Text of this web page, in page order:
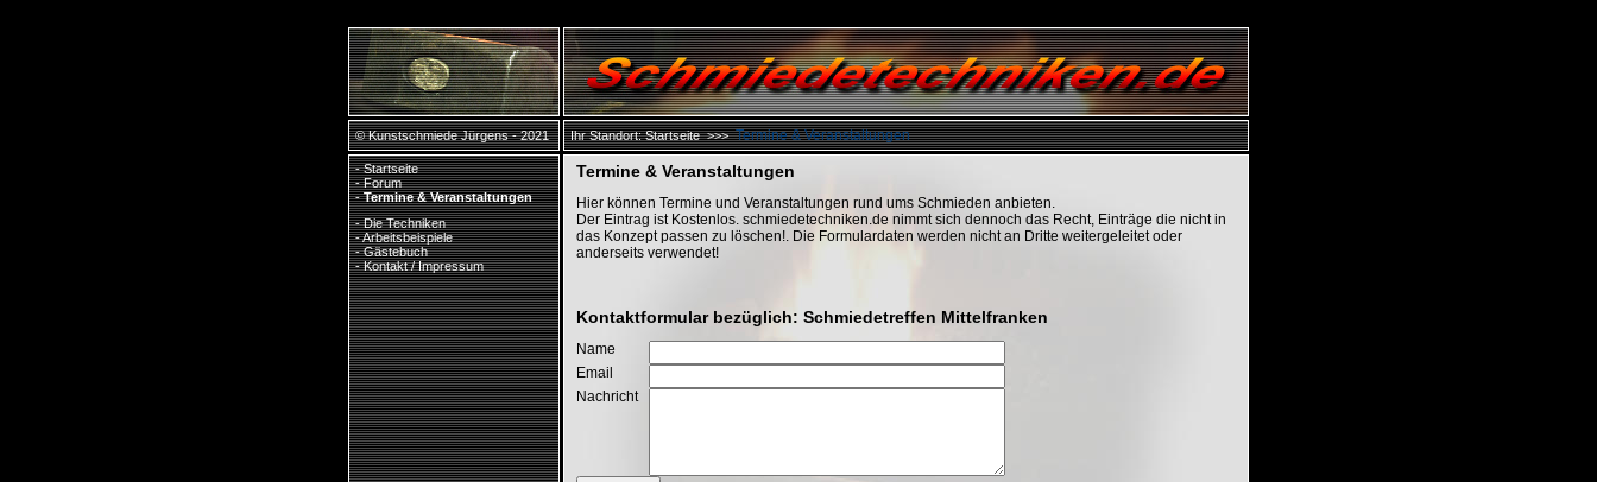
© Kunstschmiede Jürgens - 2021 Ihr Standort:Startseite>>>Termine & Veranstaltungen
-Startseite
-Forum
-Termine & Veranstaltungen
-Die Techniken
-Arbeitsbeispiele
-Gästebuch
-Kontakt / Impressum
Termine & Veranstaltungen
Hier können Termine und Veranstaltungen rund ums Schmieden anbieten.
Der Eintrag ist Kostenlos. schmiedetechniken.de nimmt sich dennoch das Recht, Einträge die nicht in
das Konzept passen zu löschen!. Die Formulardaten werden nicht an Dritte weitergeleitet oder
anderseits verwendet!
Kontaktformular bezüglich: Schmiedetreffen Mittelfranken
Name
Email
Nachricht